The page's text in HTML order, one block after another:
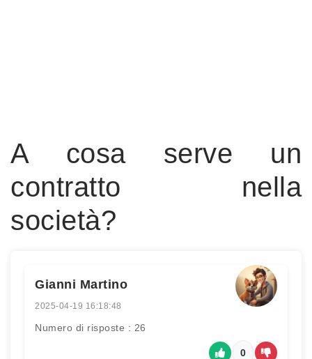
A cosa serve un
contratto nella
società?
Gianni Martino
2025-04-19 16:18:48
Numero di risposte : 26
0